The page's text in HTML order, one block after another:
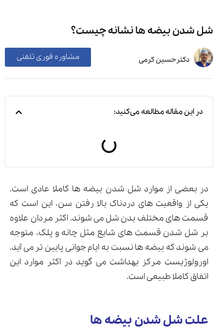
شل شدن بیضه ها نشانه چیست؟
دکترحسین کرمی مشاوره فوری تلفنی
در این مقاله مطالعه می‌کنید:
در بعضی از موارد شل شدن بیضه ها کاملا عادی است.
یکی از واقعیت های دردناک بالا رفتن سن، این است که
قسمت های مختلف بدن شل می شوند. اکثر مردان علاوه
بر شل شدن قسمت های شایع مثل چانه و پلک، متوجه
می شوند که بیضه ها نسبت به ایام جوانی پایین تر می آید.
اورولوژیست مرکز بهداشت می گوید در اکثر موارد این
اتفاق کاملا طبیعی است.
علت شل شدن بیضه ها
ارسال
قدرت گرفته از